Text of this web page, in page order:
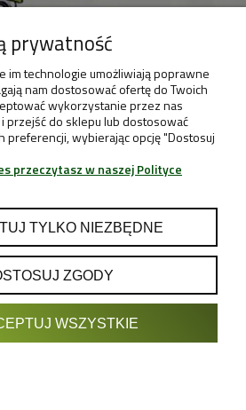
WERSJĘ STRONY
Shoper.pl
prywatność
im technologie umożliwiają poprawne
nam dostosować ofertę do Twoich
wykorzystanie przez nas
przejść do sklepu lub dostosować
preferencji, wybierając opcję "Dostosuj
przeczytasz w naszej Polityce
TYLKO NIEZBĘDNE
ZGODY
WSZYSTKIE